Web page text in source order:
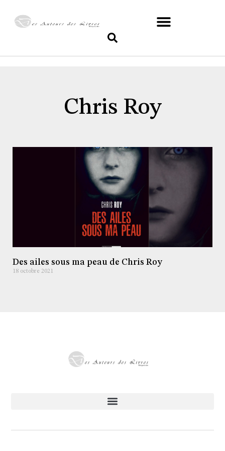
Chris Roy
Des ailes sous ma peau de Chris Roy
18 octobre 2021